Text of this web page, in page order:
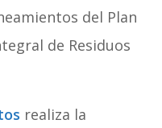
del Plan
de Residuos
realiza la